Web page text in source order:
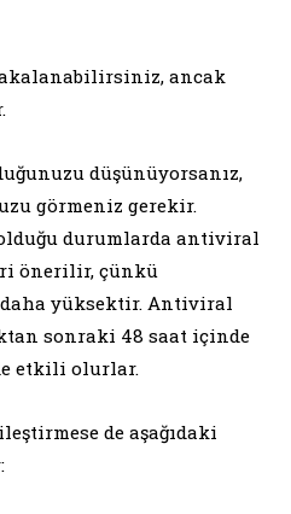
ancak
düşünüyorsanız,
görmeniz gerekir.
durumlarda antiviral
önerilir, çünkü
yüksektir. Antiviral
sonraki 48 saat içinde
etkili olurlar.
de aşağıdaki